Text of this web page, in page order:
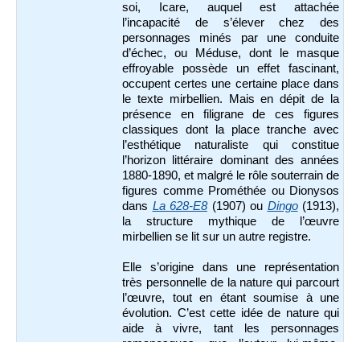
soi, Icare, auquel est attachée
l’incapacité de s’élever chez des
personnages minés par une conduite
d’échec, ou Méduse, dont le masque
effroyable possède un effet fascinant,
occupent certes une certaine place dans
le texte mirbellien. Mais en dépit de la
présence en filigrane de ces figures
classiques dont la place tranche avec
l’esthétique naturaliste qui constitue
l’horizon littéraire dominant des années
1880-1890, et malgré le rôle souterrain de
figures comme Prométhée ou Dionysos
dans La 628-E8 (1907) ou Dingo(1913),
la structure mythique de l’œuvre
mirbellien se lit sur un autre registre.
Elle s’origine dans une représentation
très personnelle de la nature qui parcourt
l’œuvre, tout en étant soumise à une
évolution. C’est cette idée de nature qui
aide à vivre, tant les personnages